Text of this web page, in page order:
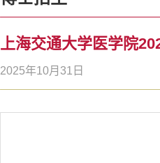
上海交通大学医学院
2025年10月31日